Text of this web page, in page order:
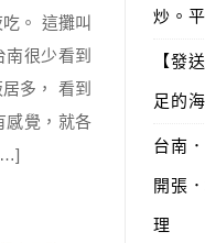
。 這攤叫
很少看到
多， 看到
感覺，就各
炒。
【發
足的
台南
開張
理